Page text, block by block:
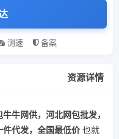
测速 备案
资源详情
牛网供，河北网包批发，
代发，全国最低价 也就